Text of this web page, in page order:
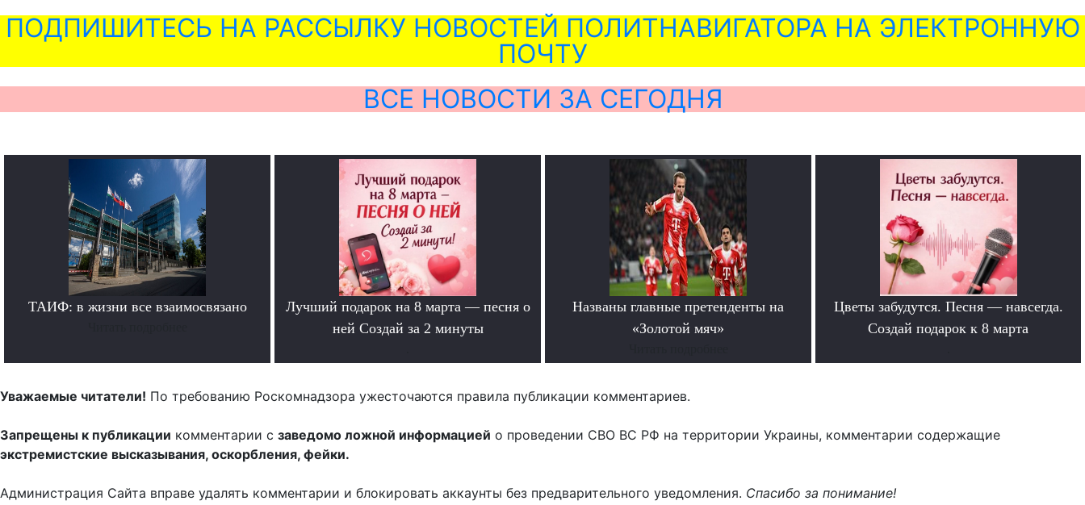
ПОДПИШИТЕСЬ НА РАССЫЛКУ НОВОСТЕЙ ПОЛИТНАВИГАТОРА НА ЭЛЕКТРОННУЮ
ПОЧТУ
ВСЕ НОВОСТИ ЗА СЕГОДНЯ
ТАИФ: в жизни все взаимосвязано
Лучший подарок на 8 марта — песня о
ней Создай за 2 минуты
Названы главные претенденты на
«Золотой мяч»
Цветы забудутся. Песня — навсегда.
Создай подарок к 8 марта
Уважаемые читатели! По требованию Роскомнадзора ужесточаются правила публикации комментариев.
Запрещены к публикации комментарии с заведомо ложной информацией о проведении СВО ВС РФ на территории Украины, комментарии содержащие
экстремистские высказывания, оскорбления, фейки.
Администрация Сайта вправе удалять комментарии и блокировать аккаунты без предварительного уведомления. Спасибо за понимание!